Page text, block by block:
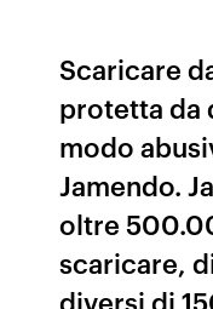
Scaricare
protetta da
modo
Jamendo.
oltre
scaricare,
diversi di